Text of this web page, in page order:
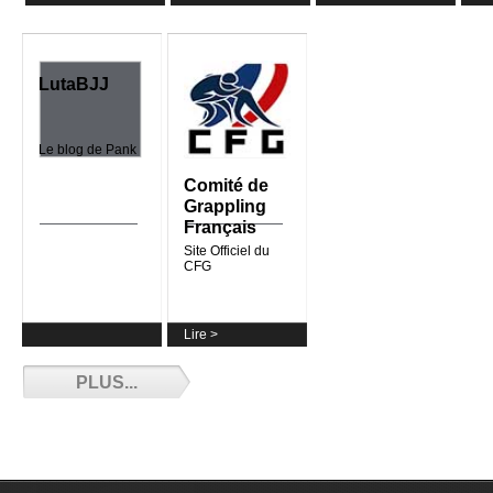
BJJ Corner - Episode 4 - 07/19/2018
Episode 4 du BJJ Corner des frères Olivier ! On y
parle compétition, entraînements en vacances et
de BJJGlobeTrotter....Plus
LutaBJJ
Le blog de Pank
Comité de
Grappling
Français
Site Officiel du
CFG
Lire >
PLUS...